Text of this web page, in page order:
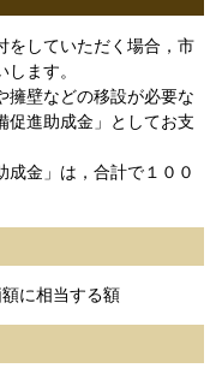
していただく場合，市
ます。
壁などの移設が必要な
促進助成金」としてお支
金」は，合計で１００
に相当する額